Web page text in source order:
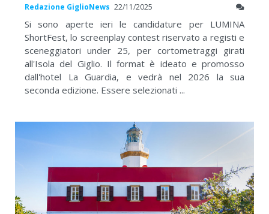
Redazione GiglioNews 22/11/2025
Si sono aperte ieri le candidature per LUMINA
ShortFest, lo screenplay contest riservato a registi e
sceneggiatori under 25, per cortometraggi girati
all'Isola del Giglio. Il format è ideato e promosso
dall'hotel La Guardia, e vedrà nel 2026 la sua
seconda edizione. Essere selezionati ...